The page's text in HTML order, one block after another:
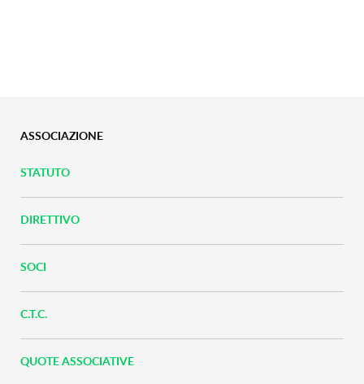
ASSOCIAZIONE
STATUTO
DIRETTIVO
SOCI
C.T.C.
QUOTE ASSOCIATIVE